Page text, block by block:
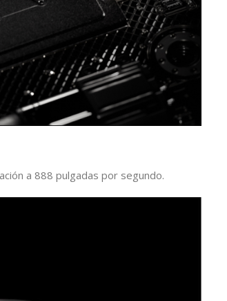
a 888 pulgadas por segundo.